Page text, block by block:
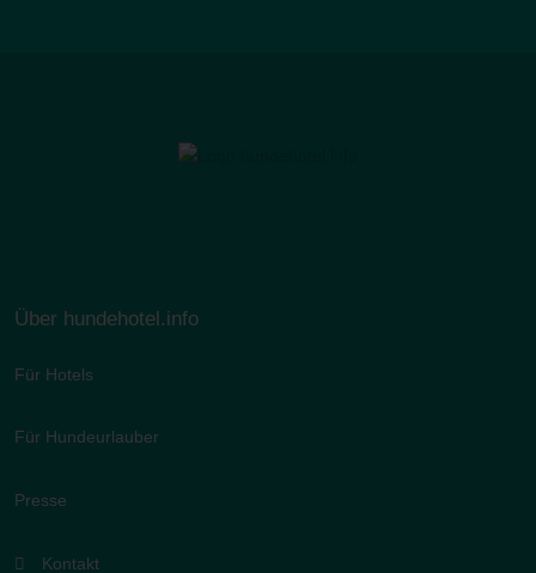
Über hundehotel.info
Für Hotels
Für Hundeurlauber
Presse
Kontakt